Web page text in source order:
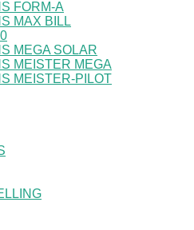
FORM-A
MAX BILL
MEGA SOLAR
MEISTER MEGA
MEISTER-PILOT